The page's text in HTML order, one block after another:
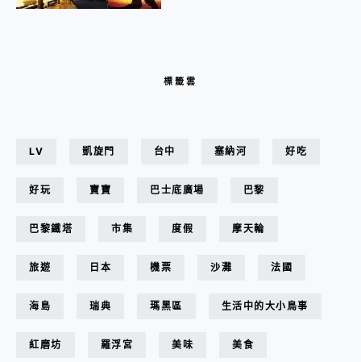
標籤雲
LV 凱旋門 台中 塞納河 好吃
好玩 寶寶 巴士底廣場 巴黎
巴黎鐵塔 市集 度假 摩天輪
旅遊 日本 機票 沙灘 法國
海島 瑞典 瑪黑區 生活中的大小鳥事
紅磨坊 羅浮宮 美味 美食